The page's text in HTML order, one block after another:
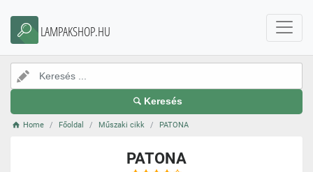
LAMPAKSHOP.HU
Keresés
Home Főoldal Műszaki cikk PATONA
PATONA